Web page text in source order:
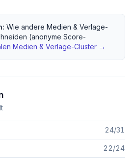
Wie andere Medien & Verlage-
(anonyme Score-
Medien & Verlage-Cluster →
24/31
22/24